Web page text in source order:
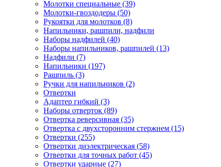
Молотки специальные (39)
Молотки-гвоздодеры (50)
Рукоятки для молотков (8)
Напильники, рашпили, надфили
Наборы надфилей (40)
Наборы напильников, рашпилей (13)
Надфили (7)
Напильники (197)
Рашпиль (3)
Ручки для напильников (2)
Отвертки
Адаптер гибкий (3)
Наборы отверток (89)
Отвертка реверсивная (35)
Отвертка с двухсторонним стержнем (15)
Отвертки (255)
Отвертки диэлектрическая (58)
Отвертки для точных работ (45)
Отвертки ударные (27)